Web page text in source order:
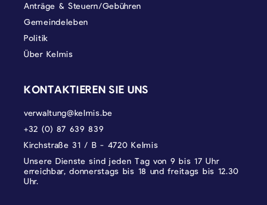
Anträge & Steuern/Gebühren
Gemeindeleben
Politik
Über Kelmis
KONTAKTIEREN SIE UNS
verwaltung@kelmis.be
+32 (0) 87 639 839
Kirchstraße 31 / B - 4720 Kelmis
Unsere Dienste sind jeden Tag von 9 bis 17 Uhr
erreichbar, donnerstags bis 18 und freitags bis 12.30
Uhr.